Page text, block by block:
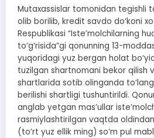
Mutaxassislar tomonidan tegishli
olib borilib, kredit savdo do‘koni
Respublikasi “Iste’molchilarning
to‘g‘risida”gi qonunning 13-
yuqoridagi yuz bergan holat
tuzilgan shartnomani bekor qilish
shartlarida sotib olinganda
berilishi shartligi tushuntirildi.
anglab yetgan mas’ullar
rasmiylashtirilgan vaqtda
(to‘rt yuz ellik ming) so‘m pul